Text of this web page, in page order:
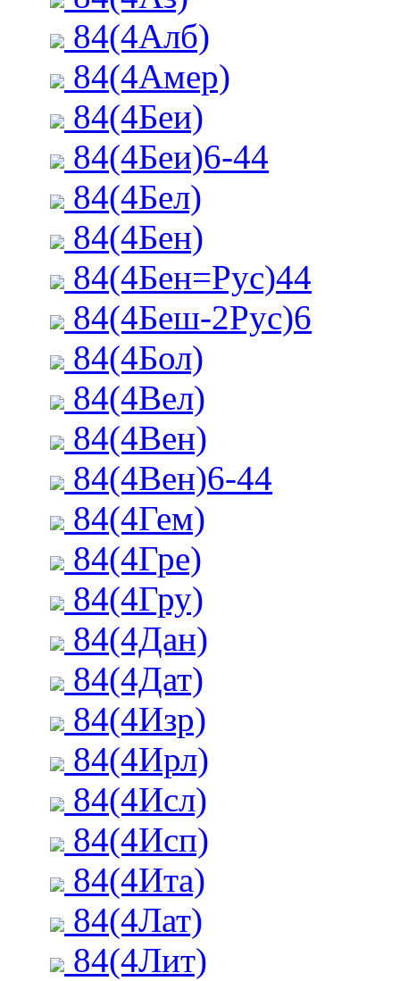
84(4Алб)
84(4Амер)
84(4Беи)
84(4Беи)6-44
84(4Бел)
84(4Бен)
84(4Бен=Рус)44
84(4Беш-2Рус)6
84(4Бол)
84(4Вел)
84(4Вен)
84(4Вен)6-44
84(4Гем)
84(4Гре)
84(4Гру)
84(4Дан)
84(4Дат)
84(4Изр)
84(4Ирл)
84(4Исл)
84(4Исп)
84(4Ита)
84(4Лат)
84(4Лит)